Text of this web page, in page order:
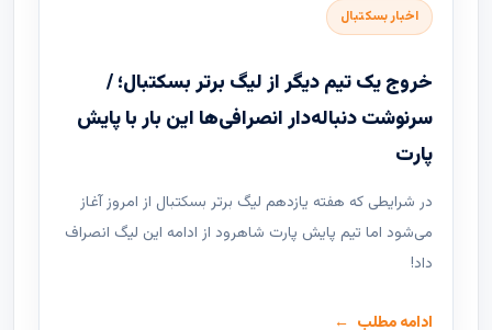
اخبار بسکتبال
خروج یک تیم دیگر از لیگ برتر بسکتبال؛ /
سرنوشت دنباله‌دار انصرافی‌ها این بار با پایش
پارت
در شرایطی که هفته یازدهم لیگ ‌برتر بسکتبال از امروز آغاز
می‌شود اما تیم پایش پارت شاهرود از ادامه این لیگ انصراف
داد!
ادامه مطلب